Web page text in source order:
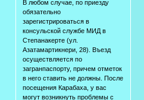
В любом случае, по приезду
обязательно
зарегистрироваться в
консульской службе МИД в
Степанакерте (ул.
Азатамартикнери, 28). Въезд
осуществляется по
загранпаспорту, причем отметок
в него ставить не должны. После
посещения Карабаха, у вас
могут возникнуть проблемы с